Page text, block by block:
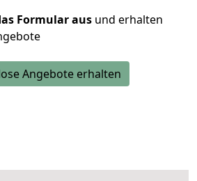
Formular aus und erhalten
Angebote erhalten